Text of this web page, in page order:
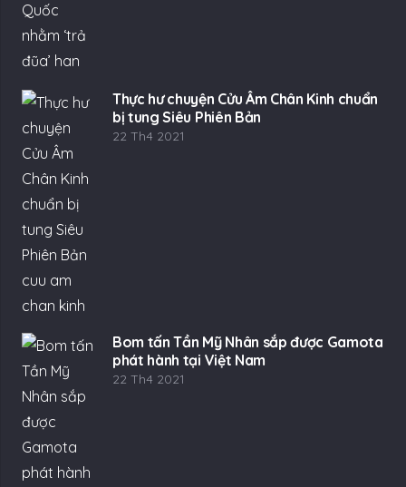
Thực hư chuyện Cửu Âm Chân Kinh chuẩn
bị tung Siêu Phiên Bản
22 Th4 2021
Bom tấn Tần Mỹ Nhân sắp được Gamota
phát hành tại Việt Nam
22 Th4 2021